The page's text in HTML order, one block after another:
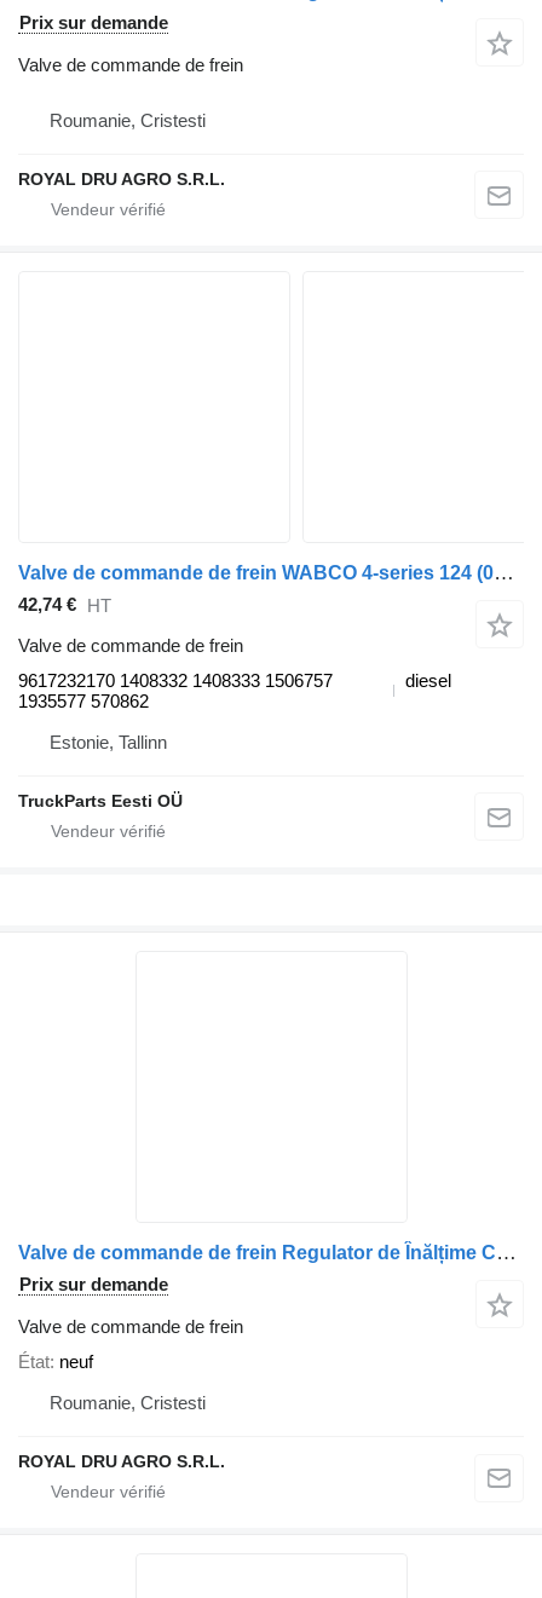
Prix sur demande
Valve de commande de frein
Roumanie, Cristesti
ROYAL DRU AGRO S.R.L.
Valve de commande de frein WABCO 4-series 124 (01.95-12.04) 9617232170 pour tracteur routier Scania 4-series (1995-2006)
42,74 € HT
Valve de commande de frein
9617232170 1408332 1408333 1506757
1935577 570862
diesel
Estonie, Tallinn
TruckParts Eesti OÜ
Valve de commande de frein Regulator de Înălțime Cabină Față pentru pour camion Scania 13 997 76, 13 725 12, 15 049 25, 50 211 70 191, 14 305 45, 21 717 08, N 250 999 01 36, 19 349 39
Prix sur demande
Valve de commande de frein
État neuf
Roumanie, Cristesti
ROYAL DRU AGRO S.R.L.